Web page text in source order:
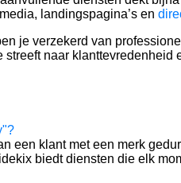
landingspagina’s en
je verzekerd van
naar
een klant met een merk
biedt diensten die elk